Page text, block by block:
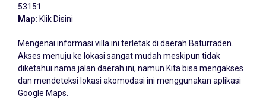
53151
Map: Klik Disini
Mengenai informasi villa ini terletak di daerah Baturraden.
Akses menuju ke lokasi sangat mudah meskipun tidak
diketahui nama jalan daerah ini, namun Kita bisa mengakses
dan mendeteksi lokasi akomodasi ini menggunakan aplikasi
Google Maps.